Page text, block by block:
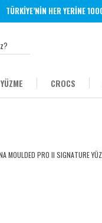
TÜRKİYE’NİN HER YERİNE
YÜZME CROCS